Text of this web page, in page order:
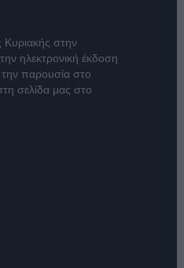
στην
, την ηλεκτρονική έκδοση
παρουσία στο
στη σελίδα μας στο